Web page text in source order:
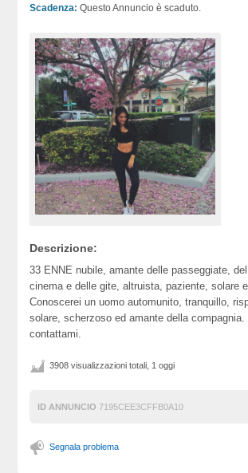
Scadenza: Questo Annuncio è scaduto.
Descrizione:
33 ENNE nubile, amante delle passeggiate,
cinema e delle gite, altruista, paziente, solare
Conoscerei un uomo automunito, tranquillo,
solare, scherzoso ed amante della compagnia.
contattami.
3908 visualizzazioni totali, 1 oggi
ID ANNUNCIO 7195CEE3CFFB0A10
Segnala problema